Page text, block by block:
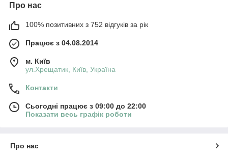
Про нас
100% позитивних з 752 відгуків за рік
Працює з 04.08.2014
м. Київ
ул.Хрещатик, Київ, Україна
Контакти
Сьогодні працює з 09:00 до 22:00
Показати весь графік роботи
Про нас